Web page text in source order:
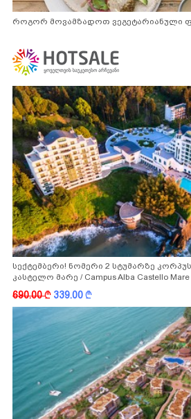
როგორ მოვამზადოთ ვეგეტარიანული
სექტემბერი! ნომერი 2 სტუმარზე
კასტელო მარე / Campus Alba Castello Mare
690.00k 339.00k